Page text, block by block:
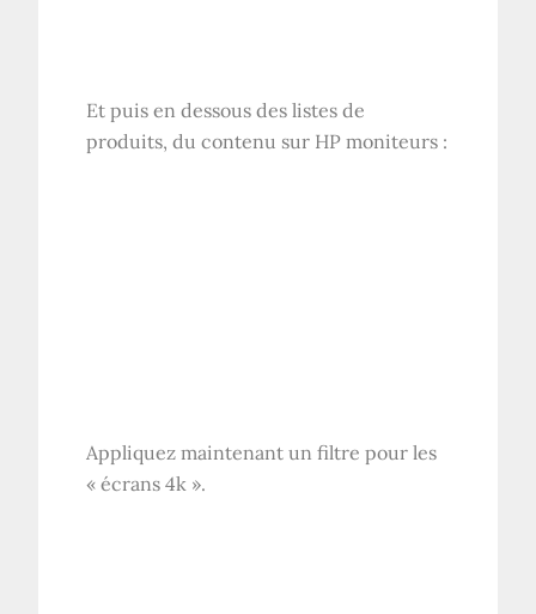
Et puis en dessous des listes de
produits, du contenu sur HP moniteurs :
Appliquez maintenant un filtre pour les
« écrans 4k ».